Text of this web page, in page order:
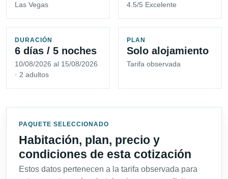
Las Vegas 4.5/5 Excelente
DURACIÓN
6 días / 5 noches
10/08/2026 al 15/08/2026
· 2 adultos
PLAN
Solo alojamiento
Tarifa observada
PAQUETE SELECCIONADO
Habitación, plan, precio y
condiciones de esta cotización
Estos datos pertenecen a la tarifa observada para